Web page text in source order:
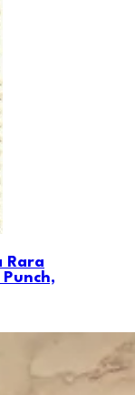
Rara